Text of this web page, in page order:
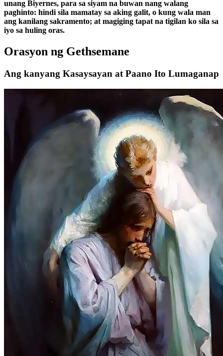
unang Biyernes, para sa siyam na buwan nang walang
paghinto: hindi sila mamatay sa aking galit, o kung wala man
ang kanilang sakramento; at magiging tapat na tigilan ko sila sa
iyo sa huling oras.
Orasyon ng Gethsemane
Ang kanyang Kasaysayan at Paano Ito Lumaganap